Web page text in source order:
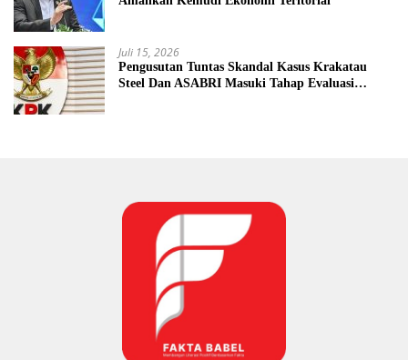
Juli 15, 2026
Pengusutan Tuntas Skandal Kasus Krakatau
Steel Dan ASABRI Masuki Tahap Evaluasi